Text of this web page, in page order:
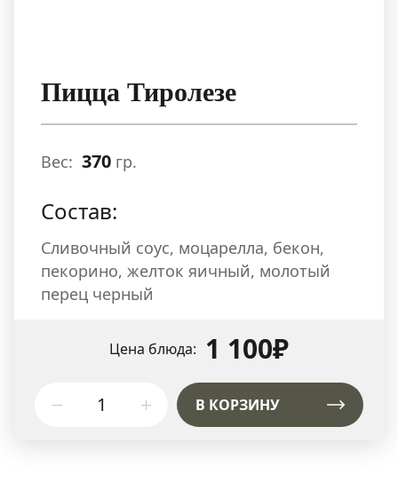
Пицца Тиролезе
Вес: 370 гр.
Состав:
Сливочный соус, моцарелла, бекон,
пекорино, желток яичный, молотый
перец черный
Цена блюда: 1 100₽
В КОРЗИНУ